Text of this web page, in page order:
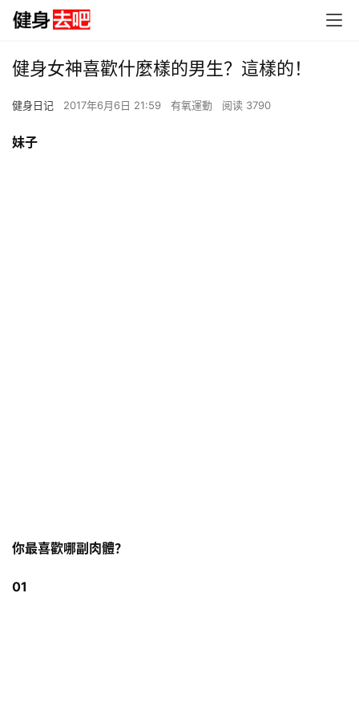
健身女神喜歡什麼樣的男生？這樣的！
健身日记 2017年6月6日 21:59 有氧運動 阅读 3790
妹子
你最喜歡哪副肉體？
01